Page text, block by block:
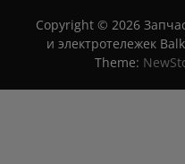
Copyright © 2026
и электротележек
Theme: